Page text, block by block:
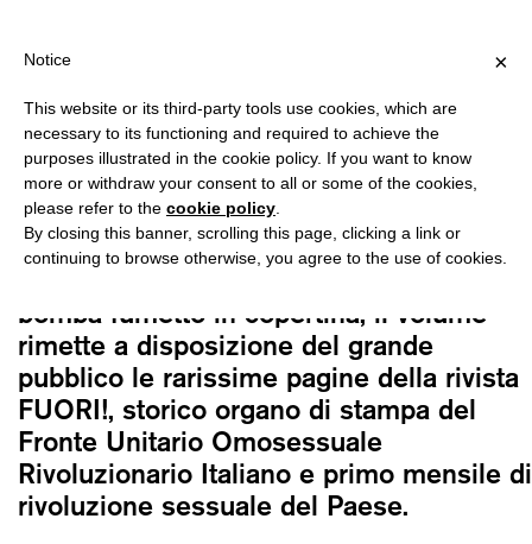
?
Carlo Antonelli, Francesco Urbano
Ragazzi, eds.
FUORI!!!
28,00€
bomba fumetto in copertina, il volume
rimette a disposizione del grande
pubblico le rarissime pagine della rivista
FUORI!, storico organo di stampa del
Fronte Unitario Omosessuale
Rivoluzionario Italiano e primo mensile di
rivoluzione sessuale del Paese.
×
Notice
This website or its third-party tools use cookies, which are
necessary to its functioning and required to achieve the
purposes illustrated in the cookie policy. If you want to know
more or withdraw your consent to all or some of the cookies,
please refer to the cookie policy
By closing this banner, scrolling this page, clicking a link or
continuing to browse otherwise, you agree to the use of cookies.